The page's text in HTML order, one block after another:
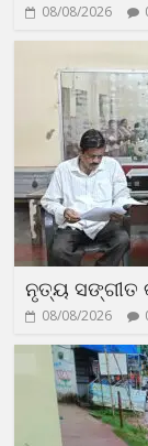
08/08/2026
ନୃତ୍ୟ ସଙ୍ଗୀତ
08/08/2026